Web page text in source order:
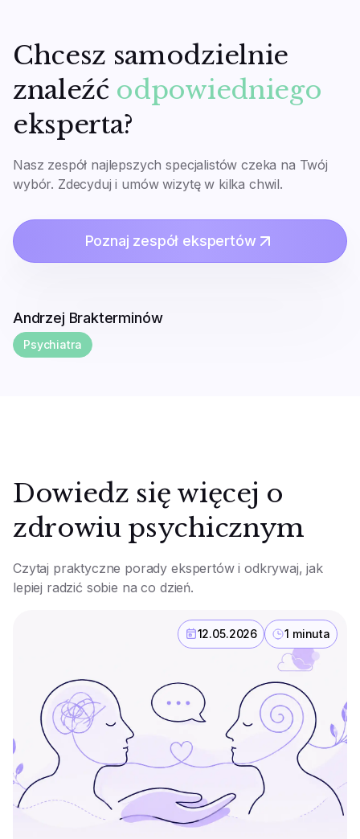
Chcesz samodzielnie
znaleźć odpowiedniego
eksperta?
Nasz zespół najlepszych specjalistów czeka na Twój
wybór. Zdecyduj i umów wizytę w kilka chwil.
Poznaj zespół ekspertów
Andrzej Brakterminów
Psychiatra
Dowiedz się więcej o
zdrowiu psychicznym
Czytaj praktyczne porady ekspertów i odkrywaj, jak
lepiej radzić sobie na co dzień.
12.05.2026 1 minuta